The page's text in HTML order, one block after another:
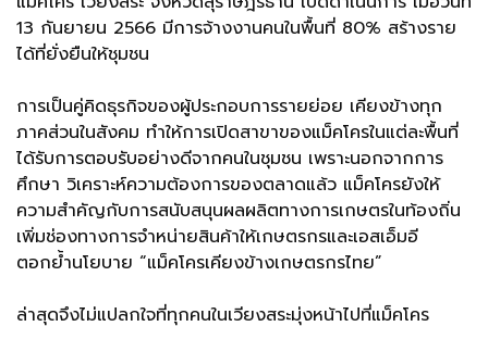
13 กันยายน 2566 มีการจ้างงานคนในพื้นที่ 80% สร้างราย
ได้ที่ยั่งยืนให้ชุมชน
การเป็นคู่คิดธุรกิจของผู้ประกอบการรายย่อย เคียงข้างทุก
ภาคส่วนในสังคม ทำให้การเปิดสาขาของแม็คโครในแต่ละพื้นที่
ได้รับการตอบรับอย่างดีจากคนในชุมชน เพราะนอกจากการ
ศึกษา วิเคราะห์ความต้องการของตลาดแล้ว แม็คโครยังให้
ความสำคัญกับการสนับสนุนผลผลิตทางการเกษตรในท้องถิ่น
เพิ่มช่องทางการจำหน่ายสินค้าให้เกษตรกรและเอสเอ็มอี
ตอกย้ำนโยบาย “แม็คโครเคียงข้างเกษตรกรไทย”
ล่าสุดจึงไม่แปลกใจที่ทุกคนในเวียงสระมุ่งหน้าไปที่แม็คโคร